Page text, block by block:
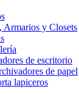
Armarios y Closets
de escritorio
de papel
lapiceros